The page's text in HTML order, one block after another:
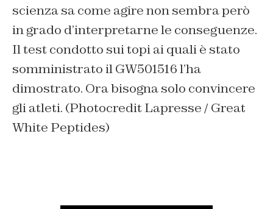
scienza sa come agire non sembra però
in grado d’interpretarne le conseguenze.
Il test condotto sui topi ai quali è stato
somministrato il GW501516 l’ha
dimostrato. Ora bisogna solo convincere
gli atleti. (Photocredit Lapresse / Great
White Peptides)